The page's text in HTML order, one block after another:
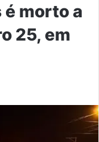
é morto a
25, em